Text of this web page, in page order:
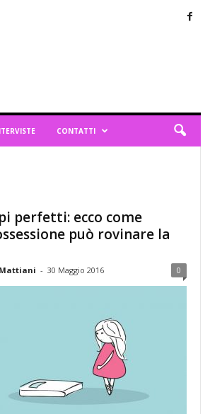
CONTATTI
perfetti: ecco come
può rovinare la
- 30 Maggio 2016 0